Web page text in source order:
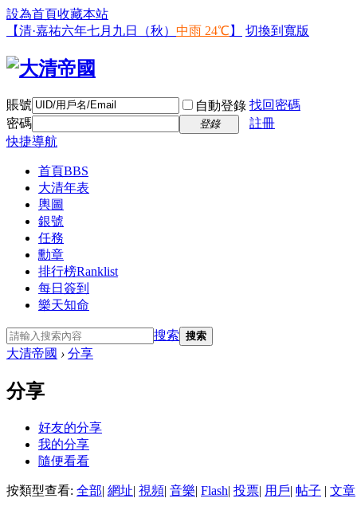
設為首頁收藏本站
【清·嘉祐六年七月九日（秋） 中雨 24℃ 】 切換到寬版
賬號 自動登錄 找回密碼
密碼
登錄
註冊
快捷導航
首頁BBS
大清年表
輿圖
銀號
任務
勳章
排行榜Ranklist
每日簽到
樂天知命
搜索 搜索
大清帝國 › 分享
分享
好友的分享
我的分享
隨便看看
按類型查看: 全部| 網址| 視頻| 音樂| Flash| 投票| 用戶| 帖子 | 文章